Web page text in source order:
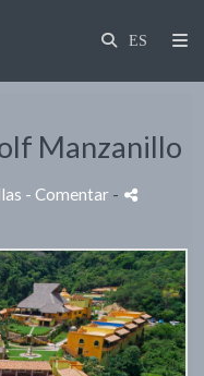
Manzanillo
- Comentar -